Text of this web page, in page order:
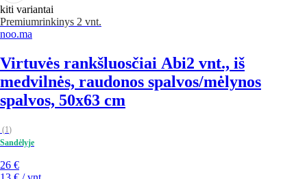
kiti variantai
Premiumrinkinys 2 vnt.
noo.ma
Virtuvės rankšluosčiai Abi2 vnt., iš
medvilnės, raudonos spalvos/mėlynos
spalvos, 50x63 cm
(1)
Sandėlyje
26 €